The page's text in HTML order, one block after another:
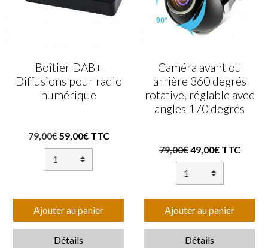
Boîtier DAB+
Diffusions pour radio
numérique
79,00€59,00€ TTC
Ajouter au panier
Détails
Caméra avant ou
arrière 360 degrés
rotative, réglable avec
angles 170 degrés
79,00€49,00€ TTC
Ajouter au panier
Détails